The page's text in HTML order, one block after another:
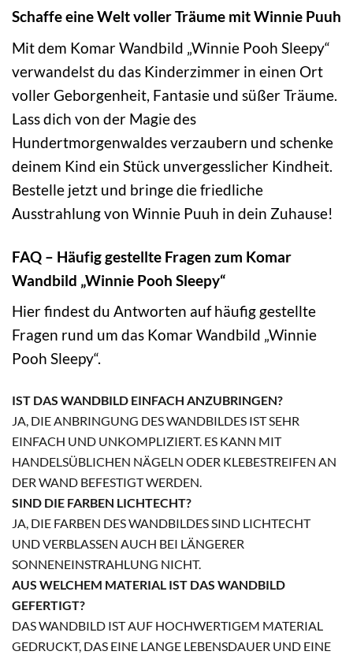
Schaffe eine Welt voller Träume mit Winnie Puuh
Mit dem Komar Wandbild „Winnie Pooh Sleepy“
verwandelst du das Kinderzimmer in einen Ort
voller Geborgenheit, Fantasie und süßer Träume.
Lass dich von der Magie des
Hundertmorgenwaldes verzaubern und schenke
deinem Kind ein Stück unvergesslicher Kindheit.
Bestelle jetzt und bringe die friedliche
Ausstrahlung von Winnie Puuh in dein Zuhause!
FAQ – Häufig gestellte Fragen zum Komar
Wandbild „Winnie Pooh Sleepy“
Hier findest du Antworten auf häufig gestellte
Fragen rund um das Komar Wandbild „Winnie
Pooh Sleepy“.
IST DAS WANDBILD EINFACH ANZUBRINGEN?
JA, DIE ANBRINGUNG DES WANDBILDES IST SEHR
EINFACH UND UNKOMPLIZIERT. ES KANN MIT
HANDELSÜBLICHEN NÄGELN ODER KLEBESTREIFEN AN
DER WAND BEFESTIGT WERDEN.
SIND DIE FARBEN LICHTECHT?
JA, DIE FARBEN DES WANDBILDES SIND LICHTECHT
UND VERBLASSEN AUCH BEI LÄNGERER
SONNENEINSTRAHLUNG NICHT.
AUS WELCHEM MATERIAL IST DAS WANDBILD
GEFERTIGT?
DAS WANDBILD IST AUF HOCHWERTIGEM MATERIAL
GEDRUCKT, DAS EINE LANGE LEBENSDAUER UND EINE